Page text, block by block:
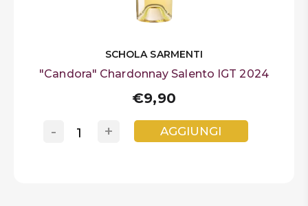
SCHOLA SARMENTI
"Candora" Chardonnay Salento IGT 2024
€9,90
+
- AGGIUNGI